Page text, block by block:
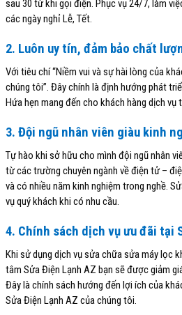
sau 30 từ khi gọi điện. Phục vụ 24/7, làm
các ngày nghỉ Lễ, Tết.
2. Luôn uy tín, đảm bảo chất
Với tiêu chí “Niềm vui và sự hài lòng của
chúng tôi”. Đây chính là định hướng phát
Hứa hẹn mang đến cho khách hàng dịch vụ
3. Đội ngũ nhân viên giàu kinh
Tự hào khi sở hữu cho mình đội ngũ nhân
từ các trường chuyên ngành về điện tử –
và có nhiều năm kinh nghiệm trong nghề.
vụ quý khách khi có nhu cầu.
4. Chính sách dịch vụ ưu đãi tại
Khi sử dụng dịch vụ sửa chữa sửa máy lọc
tâm Sửa Điện Lạnh AZ bạn sẽ được giảm
Đây là chính sách hướng đến lợi ích của
Sửa Điện Lạnh AZ của chúng tôi.